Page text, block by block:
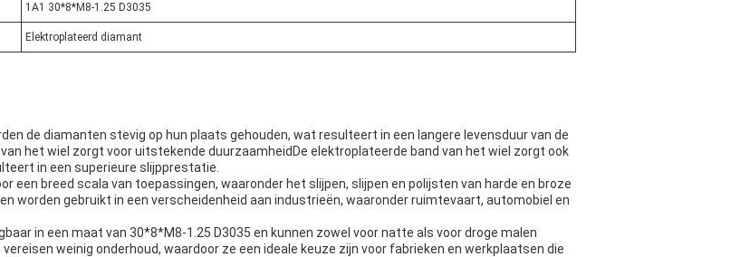
1A1 30*8*M8-1.25 D3035
Elektroplateerd diamant
de diamanten stevig op hun plaats gehouden, wat resulteert in een langere levensduur van de
het wiel zorgt voor uitstekende duurzaamheidDe elektroplateerde band van het wiel zorgt ook
in een superieure slijpprestatie.
een breed scala van toepassingen, waaronder het slijpen, slijpen en polijsten van harde en broze
worden gebruikt in een verscheidenheid aan industrieën, waaronder ruimtevaart, automobiel en
in een maat van 30*8*M8-1.25 D3035 en kunnen zowel voor natte als voor droge malen
weinig onderhoud, waardoor ze een ideale keuze zijn voor fabrieken en werkplaatsen die